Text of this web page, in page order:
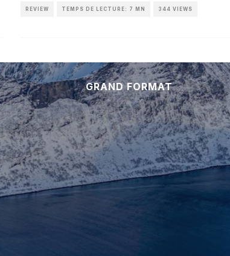
REVIEW TEMPS DE LECTURE: 7 MN 344 VIEWS
GRAND FORMAT